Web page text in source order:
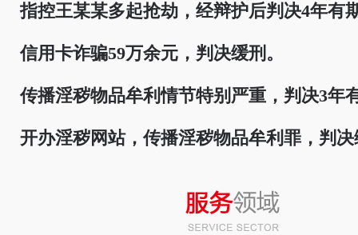
指控王某某多起抢劫，经辩护后判决4年有
信用卡诈骗59万余元，判决缓刑。
传播淫秽物品牟利情节特别严重，判决3年
开办淫秽网站，传播淫秽物品牟利罪，判